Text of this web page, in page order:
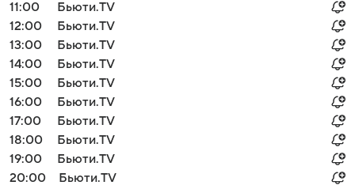
11:00
Бьюти.TV
12:00
Бьюти.TV
13:00
Бьюти.TV
14:00
Бьюти.TV
15:00
Бьюти.TV
16:00
Бьюти.TV
17:00
Бьюти.TV
18:00
Бьюти.TV
19:00
Бьюти.TV
20:00
Бьюти.TV